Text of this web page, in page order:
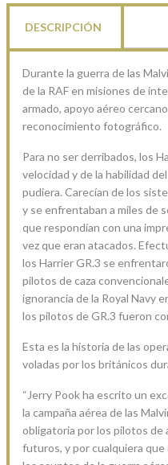
DESCRIPCIÓN
Durante la guerra de las
de la RAF en misiones de
armado, apoyo aéreo
reconocimiento fotográfico.
Para no ser derribados, los
velocidad y de la habilidad
pudiera. Carecían de los
y se enfrentaban a miles de
que respondían con una
vez que eran atacados.
los Harrier GR.3 se
pilotos de caza
ignorancia de la Royal Navy
los pilotos de GR.3 fueron
Esta es la historia de las
voladas por los británicos
“Jerry Pook ha escrito un
la campaña aérea de las
obligatoria por los pilotos
futuros, y por cualquiera